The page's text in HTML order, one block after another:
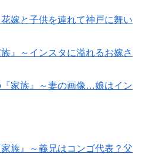
嫁と子供を連れて神戸に舞い
』～インスタに溢れるお嫁さ
家族』～妻の画像…娘はイン
族』～義兄はコンゴ代表？父